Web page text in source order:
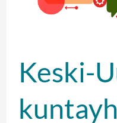
Keski-
kuntayhtymä
hallinnan
Palvelusetelit